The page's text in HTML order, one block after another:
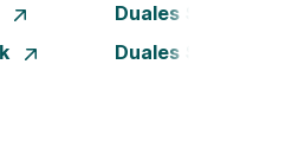
Duales Studium
Duales Studium